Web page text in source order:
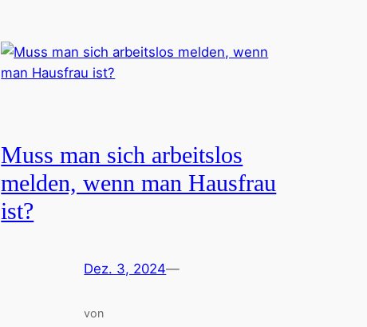
Muss man sich arbeitslos
melden, wenn man Hausfrau
ist?
Dez. 3, 2024—
von